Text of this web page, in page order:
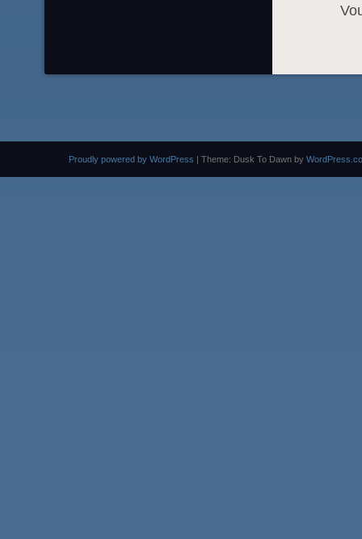
Proudly powered by WordPress | Theme: Dusk To Dawn by